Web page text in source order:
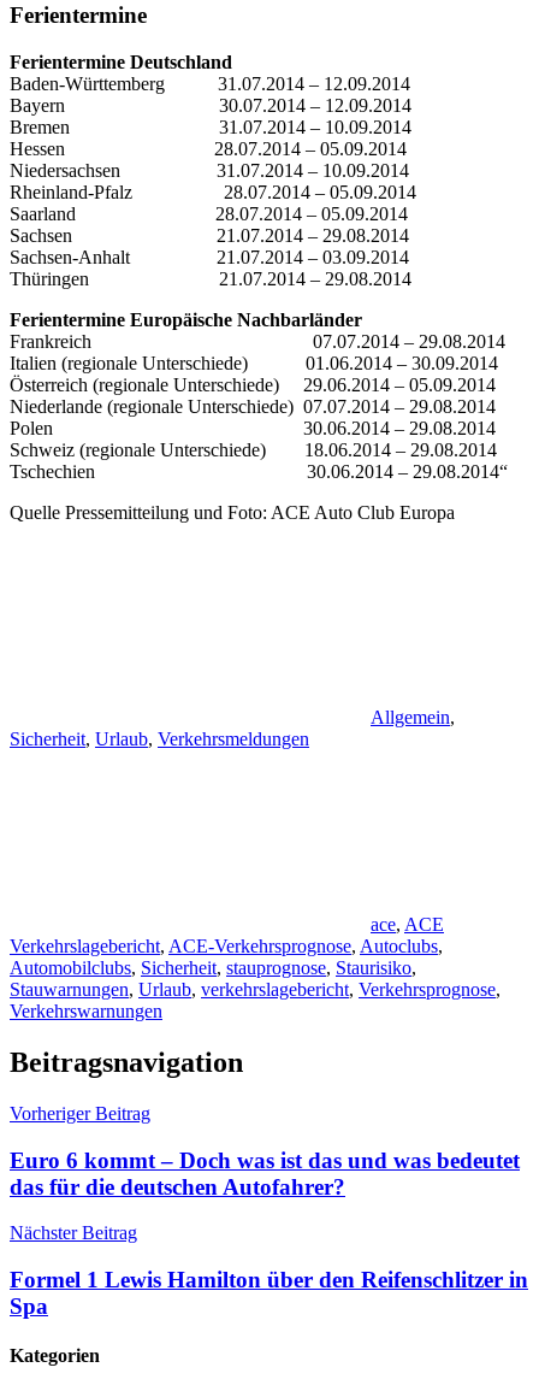
Ferientermine
Ferientermine Deutschland
Baden-Württemberg 31.07.2014 – 12.09.2014
Bayern 30.07.2014 – 12.09.2014
Bremen 31.07.2014 – 10.09.2014
Hessen 28.07.2014 – 05.09.2014
Niedersachsen 31.07.2014 – 10.09.2014
Rheinland-Pfalz 28.07.2014 – 05.09.2014
Saarland 28.07.2014 – 05.09.2014
Sachsen 21.07.2014 – 29.08.2014
Sachsen-Anhalt 21.07.2014 – 03.09.2014
Thüringen 21.07.2014 – 29.08.2014
Ferientermine Europäische Nachbarländer
Frankreich 07.07.2014 – 29.08.2014
Italien (regionale Unterschiede) 01.06.2014 – 30.09.2014
Österreich (regionale Unterschiede) 29.06.2014 – 05.09.2014
Niederlande (regionale Unterschiede) 07.07.2014 – 29.08.2014
Polen 30.06.2014 – 29.08.2014
Schweiz (regionale Unterschiede) 18.06.2014 – 29.08.2014
Tschechien 30.06.2014 – 29.08.2014“
Quelle Pressemitteilung und Foto: ACE Auto Club Europa
Allgemein,
Sicherheit, Urlaub, Verkehrsmeldungen
ace, ACE
Verkehrslagebericht, ACE-Verkehrsprognose, Autoclubs,
Automobilclubs, Sicherheit, stauprognose, Staurisiko,
Stauwarnungen, Urlaub, verkehrslagebericht, Verkehrsprognose,
Verkehrswarnungen
Beitragsnavigation
Vorheriger Beitrag
Euro 6 kommt – Doch was ist das und was bedeutet
das für die deutschen Autofahrer?
Nächster Beitrag
Formel 1 Lewis Hamilton über den Reifenschlitzer in
Spa
Kategorien